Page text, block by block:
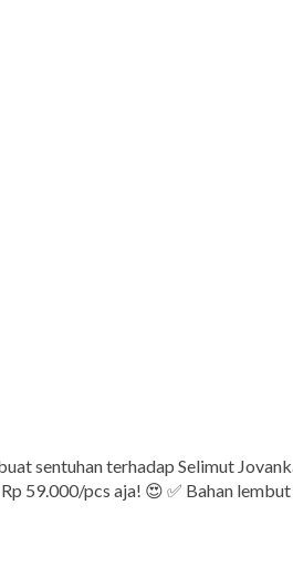
sentuhan terhadap Selimut
59.000/pcs aja! 😍 ✅ Bahan